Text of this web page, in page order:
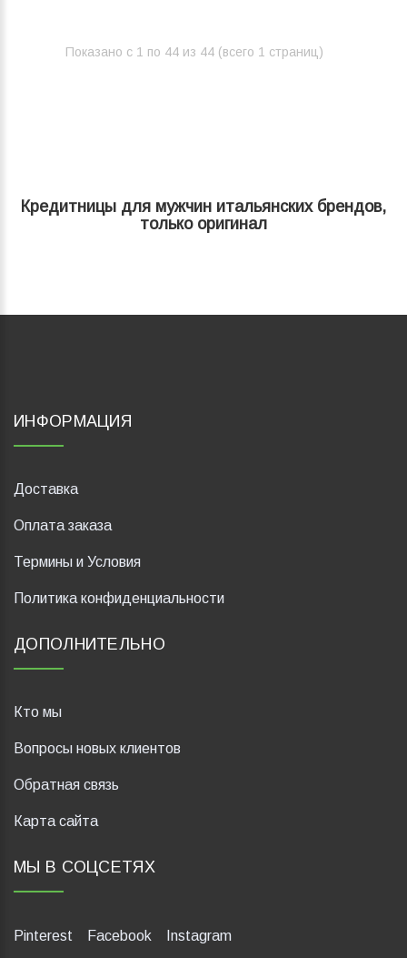
Показано с 1 по 44 из 44 (всего 1 страниц)‎
Кредитницы для мужчин итальянских брендов,
только оригинал
ИНФОРМАЦИЯ
Доставка
Оплата заказа
Термины и Условия
Политика конфиденциальности
ДОПОЛНИТЕЛЬНО
Кто мы
Вопросы новых клиентов
Обратная связь
Карта сайта
МЫ В СОЦСЕТЯХ
Pinterest Facebook Instagram